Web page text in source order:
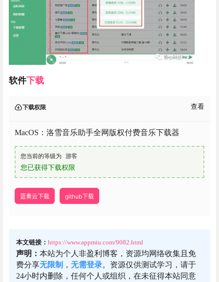
软件下载
下载权限 查看
MacOS：洛雪音乐助手全网版权付费音乐下载器
您当前的等级为 游客
您已获得下载权限
蓝奏云下载 github下载
本文链接： https://www.appmiu.com/9082.html
声明： 本站为个人非盈利博客，资源均网络收集且免
费分享无限制 ， 无需登录。资源仅供测试学习，请于
24小时内删除，任何个人或组织，在未征得本站同意